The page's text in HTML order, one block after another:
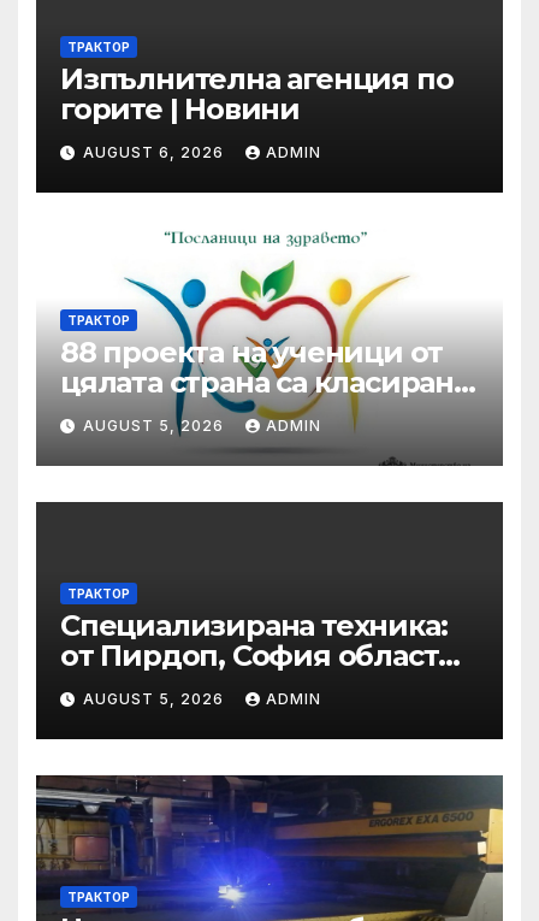
ТРАКТОР
Изпълнителна агенция по
горите | Новини
AUGUST 6, 2026 ADMIN
ТРАКТОР
88 проекта на ученици от
цялата страна са класирани
от първа фаза в XVII-то
издание на Националния
ученически конкурс
„Посланици на здравето” •
AUGUST 5, 2026 ADMIN
ТРАКТОР
Специализирана техника:
от Пирдоп, София област
Втора ръка и нови с ТОП
цени онлайн от цяла
България — Bazar.bg
AUGUST 5, 2026 ADMIN
ТРАКТОР